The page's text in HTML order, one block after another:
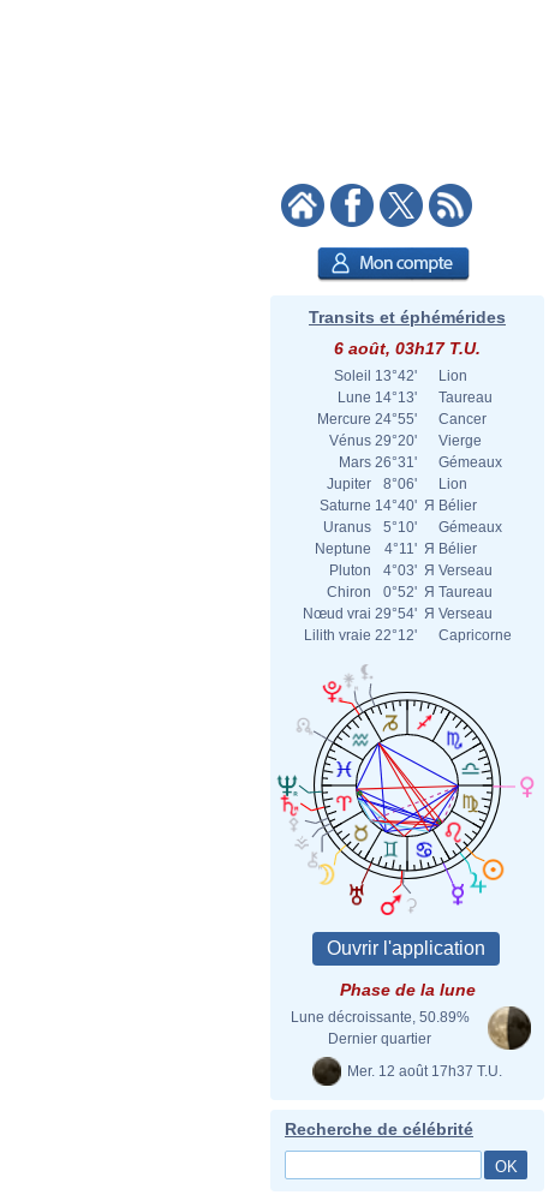
Transits et éphémérides
6 août, 03h17 T.U.
Soleil 13°42'
Lion
Lune 14°13'
Taureau
Mercure 24°55'
Cancer
Vénus 29°20'
Vierge
Mars 26°31'
Gémeaux
Jupiter
8°06'
Lion
Saturne 14°40' Я Bélier
Uranus
5°10'
Gémeaux
Neptune
4°11' Я Bélier
Pluton
4°03' Я Verseau
Chiron
0°52' Я Taureau
Nœud vrai 29°54' Я Verseau
Lilith vraie 22°12' Capricorne
Phase de la lune
Lune décroissante, 50.89%
Dernier quartier
Mer. 12 août 17h37 T.U.
Recherche de célébrité